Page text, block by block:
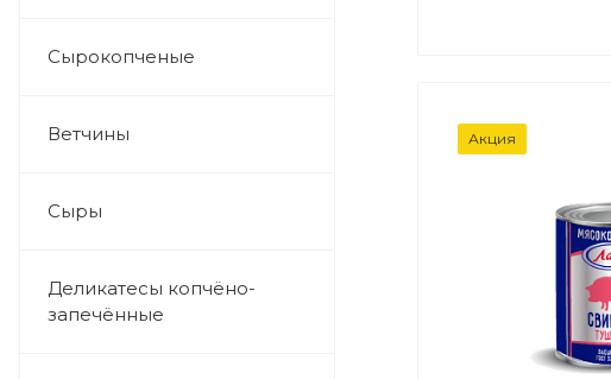
Сырокопченые
Ветчины
Сыры
Деликатесы копчёно-
запечённые
Акция